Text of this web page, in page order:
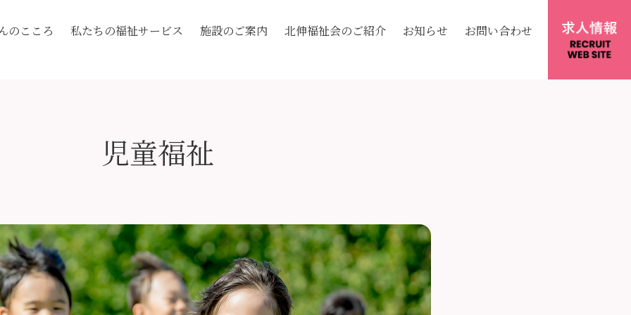
のこころ 私たちの福祉サービス 施設のご案内 北伸福祉会のご紹介 お知らせ お問い合わせ
児童福祉